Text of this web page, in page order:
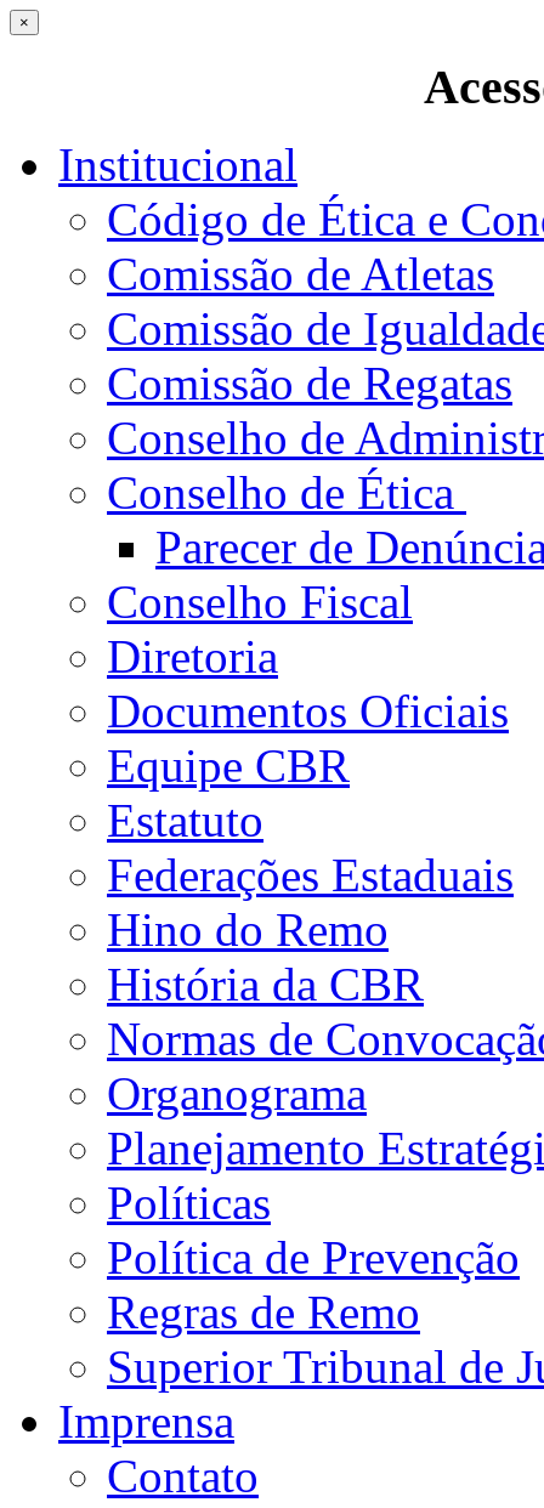
×
Institucional
Código de Ética e
Comissão de Atletas
Comissão de
Comissão de Regatas
Conselho de
Conselho de Ética
Parecer de
Conselho Fiscal
Diretoria
Documentos Oficiais
Equipe CBR
Estatuto
Federações Estaduais
Hino do Remo
História da CBR
Normas de
Organograma
Planejamento
Políticas
Política de Prevenção
Regras de Remo
Superior Tribunal de
Imprensa
Contato